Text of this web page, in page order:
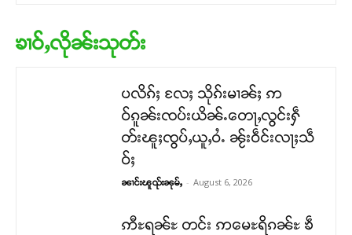
ၶၢဝ်ႇလိုၼ်းသုတ်း
ပလိၵ်ႈ လႄႈ သိုၵ်းမၢၼ်ႈ ဢ
ဝ်ၵူၼ်းၸပ်းယိၼ်ႉတေႃႇလွင်းႁဵ
တ်းၽူႈၸွပ်ႇယူႇဝႆႉ ၼႂ်းဝဵင်းလႃႈသဵ
ဝ်ႈ
ၼၢင်းၽူၺ်းၼုမ်ႇ - August 6, 2026
ဢီႊရၼ်ႊ တင်း ဢမေႊရိၵၼ်ႊ ၶဵ